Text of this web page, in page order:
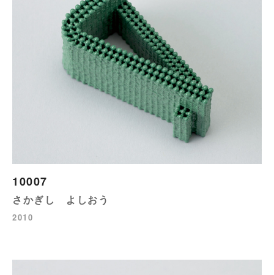
10007
さかぎし よしおう
2010